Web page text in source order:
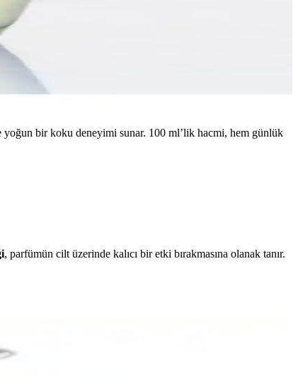
yoğun bir koku deneyimi sunar. 100 ml’lik hacmi, hem günlük
, parfümün cilt üzerinde kalıcı bir etki bırakmasına olanak tanır.
ve lavanta sakinleştirici etkisi, alt notlarda vanilya-tonka